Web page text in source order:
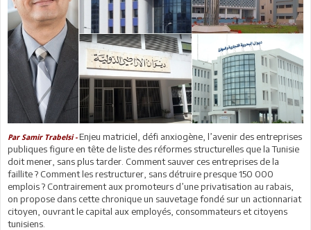
Par Samir Trabelsi -Enjeu matriciel, défi anxiogène, l’avenir des entreprises
publiques figure en tête de liste des réformes structurelles que la Tunisie
doit mener, sans plus tarder. Comment sauver ces entreprises de la
faillite ? Comment les restructurer, sans détruire presque 150 000
emplois ? Contrairement aux promoteurs d’une privatisation au rabais,
on propose dans cette chronique un sauvetage fondé sur un actionnariat
citoyen, ouvrant le capital aux employés, consommateurs et citoyens
tunisiens.